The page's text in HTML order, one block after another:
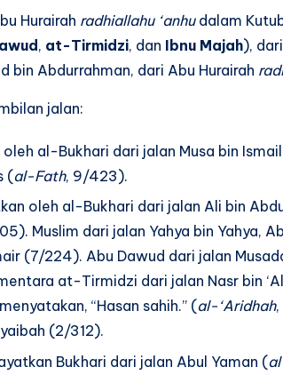
Hurairah radhiallahu ‘anhudalam
, at-Tirmidzi, dan Ibnu Majah),
bin Abdurrahman, dari Abu Hurairah
jalan:
oleh al-Bukhari dari jalan Musa bin
(al-Fath, 9/423).
oleh al-Bukhari dari jalan Ali bin
Muslim dari jalan Yahya bin Yahya,
(7/224). Abu Dawud dari jalan
at-Tirmidzi dari jalan Nasr bin
“Hasan sahih.” (al-‘Aridhah,
(2/312).
Bukhari dari jalan Abul Yaman (